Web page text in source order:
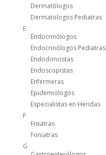
Dermatólogos
Dermatologos Pediatras
E
Endocrinólogos
Endocrinólogos Pediatras
Endodoncistas
Endoscopistas
Enfermeras
Epidemiologos
Especialistas en Heridas
F
Fisiatras
Foniatras
G